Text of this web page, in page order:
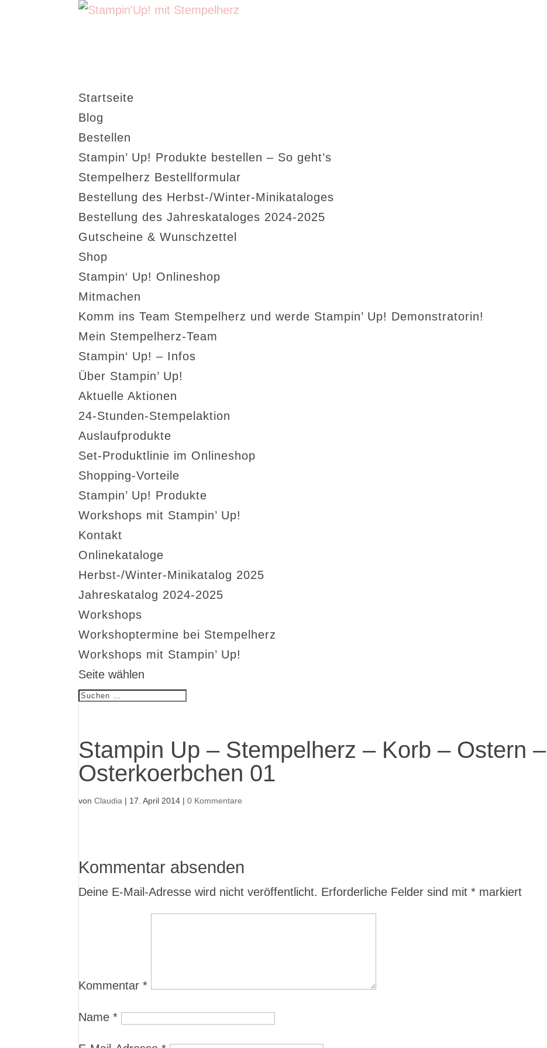
Startseite
Blog
Bestellen
Stampin’ Up! Produkte bestellen – So geht’s
Stempelherz Bestellformular
Bestellung des Herbst-/Winter-Minikataloges
Bestellung des Jahreskataloges 2024-2025
Gutscheine & Wunschzettel
Shop
Stampin‘ Up! Onlineshop
Mitmachen
Komm ins Team Stempelherz und werde Stampin’ Up! Demonstratorin!
Mein Stempelherz-Team
Stampin‘ Up! – Infos
Über Stampin’ Up!
Aktuelle Aktionen
24-Stunden-Stempelaktion
Auslaufprodukte
Set-Produktlinie im Onlineshop
Shopping-Vorteile
Stampin’ Up! Produkte
Workshops mit Stampin’ Up!
Kontakt
Onlinekataloge
Herbst-/Winter-Minikatalog 2025
Jahreskatalog 2024-2025
Workshops
Workshoptermine bei Stempelherz
Workshops mit Stampin’ Up!
Seite wählen
Stampin Up – Stempelherz – Korb – Ostern –
Osterkoerbchen 01
vonClaudia | 17. April 2014 |0 Kommentare
Kommentar absenden
Deine E-Mail-Adresse wird nicht veröffentlicht. Erforderliche Felder sind mit* markiert
Kommentar*
Name*